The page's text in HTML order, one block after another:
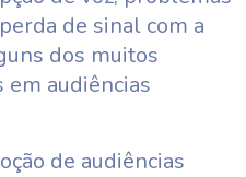
de sinal com a
dos muitos
audiências
de audiências